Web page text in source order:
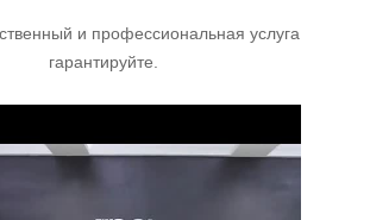
и профессиональная услуга
гарантируйте.